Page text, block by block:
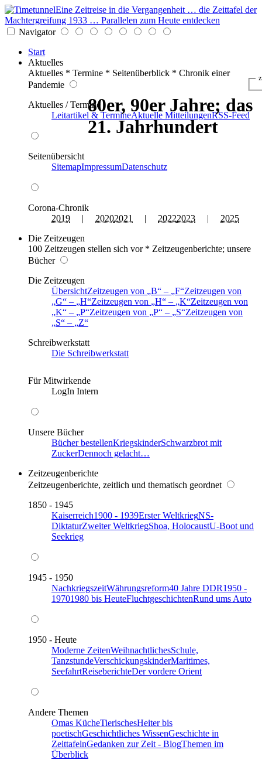
Eine Zeitreise in die Vergangenheit … die Zeittafel der
Machtergreifung 1933 … Parallelen zum Heute entdecken
Navigator
Start
Aktuelles
Aktuelles * Termine * Seitenüberblick * Chronik einer
Pandemie
Aktuelles / Termine
Leitartikel & TermineAktuelle MitteilungenRSS-Feed
Seitenübersicht
SitemapImpressumDatenschutz
Corona-Chronik
2019 | 20202021 | 20222023 | 2025
Die Zeitzeugen
100 Zeitzeugen stellen sich vor * Zeitzeugenberichte; unsere
Bücher
Die Zeitzeugen
ÜbersichtZeitzeugen von B – F Zeitzeugen von
G
– H Zeitzeugen von H – K Zeitzeugen von
K
– P Zeitzeugen von P – S Zeitzeugen von
S
–
Z
Schreibwerkstatt
Die Schreibwerkstatt
Für Mitwirkende
LogIn Intern
Unsere Bücher
Bücher bestellenKriegskinderSchwarzbrot mit
ZuckerDennoch gelacht…
Zeitzeugenberichte
Zeitzeugenberichte, zeitlich und thematisch geordnet
1850 - 1945
Kaiserreich1900 - 1939Erster WeltkriegNS-
DiktaturZweiter WeltkriegShoa, HolocaustU-Boot und
Seekrieg
1945 - 1950
NachkriegszeitWährungsreform40 Jahre DDR1950 -
19701980 bis HeuteFluchtgeschichtenRund ums Auto
1950 - Heute
Moderne ZeitenWeihnachtlichesSchule,
TanzstundeVerschickungskinderMaritimes,
SeefahrtReiseberichteDer vordere Orient
Andere Themen
Omas KücheTierischesHeiter bis
poetischGeschichtliches WissenGeschichte in
ZeittafelnGedanken zur Zeit - BlogThemen im
Überblick
80er, 90er Jahre; das
21. Jahrhundert